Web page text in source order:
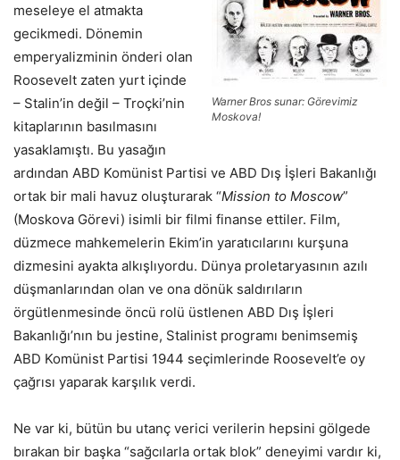
Warner Bros sunar: Görevimiz
Moskova!
meseleye el atmakta
gecikmedi. Dönemin
emperyalizminin önderi olan
Roosevelt zaten yurt içinde
– Stalin’in değil – Troçki’nin
kitaplarının basılmasını
yasaklamıştı. Bu yasağın
ardından ABD Komünist Partisi ve ABD Dış İşleri Bakanlığı
ortak bir mali havuz oluşturarak “Mission to Moscow”
(Moskova Görevi) isimli bir filmi finanse ettiler. Film,
düzmece mahkemelerin Ekim’in yaratıcılarını kurşuna
dizmesini ayakta alkışlıyordu. Dünya proletaryasının azılı
düşmanlarından olan ve ona dönük saldırıların
örgütlenmesinde öncü rolü üstlenen ABD Dış İşleri
Bakanlığı’nın bu jestine, Stalinist programı benimsemiş
ABD Komünist Partisi 1944 seçimlerinde Roosevelt’e oy
çağrısı yaparak karşılık verdi.
Ne var ki, bütün bu utanç verici verilerin hepsini gölgede
bırakan bir başka “sağcılarla ortak blok” deneyimi vardır ki,